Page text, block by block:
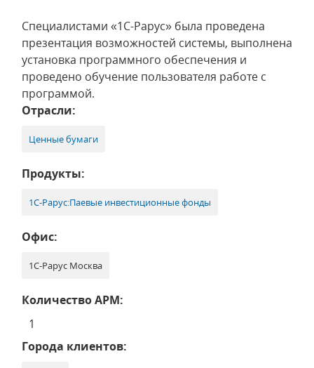
Специалистами «1С-Рарус» была проведена
презентация возможностей системы, выполнена
установка программного обеспечения и
проведено обучение пользователя работе с
программой.
Отрасли:
Ценные бумаги
Продукты:
1С-Рарус:Паевые инвестиционные фонды
Офис:
1С-Рарус Москва
Количество АРМ:
1
Города клиентов: